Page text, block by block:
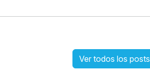
Ver todos los posts